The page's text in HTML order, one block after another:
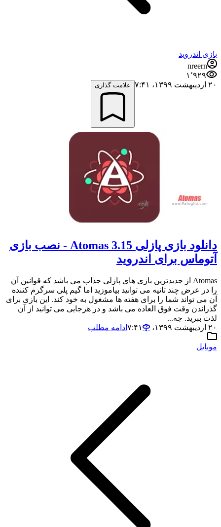
بازی اندروید
nreern
۱٬۹۲۹
۲۰ اردیبهشت ۱۳۹۹،‏ ۷:۴۱
علامت گذاری
دانلود بازی پازلی Atomas 3.15 - نصب بازی
آتوماس برای اندروید
Atomas از جدیدترین بازی های پازلی جذاب می باشد که قوانین آن
را در عرض چند ثانیه می توانید بیاموزید اما گیم پلی سرگرم کننده
آن می تواند شما را برای هفته ها مشغول به خود کند. این بازی برای
گذراندن وقت فوق العاده می باشد و در هرجایی می توانید از آن
لذت ببرید. جه...
۲۰ اردیبهشت ۱۳۹۹،‏ ۷:۴۱
ادامه مطلب
موبایل